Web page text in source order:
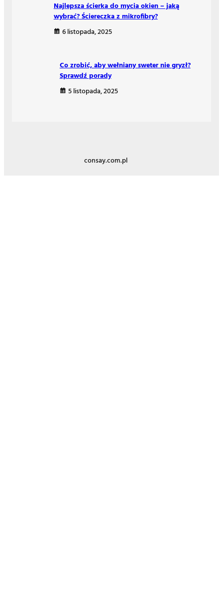
Najlepsza ścierka do mycia okien – jaką
wybrać? Ściereczka z mikrofibry?
6 listopada, 2025
Co zrobić, aby wełniany sweter nie gryzł?
Sprawdź porady
5 listopada, 2025
consay.com.pl